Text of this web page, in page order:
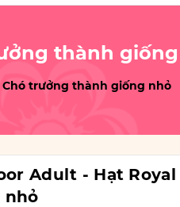
thành
Chó trưởng thành giống nhỏ
Adult - Hạt
nhỏ